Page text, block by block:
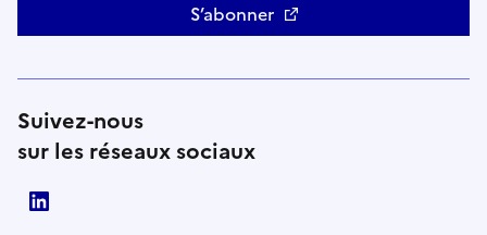
S’abonner
Suivez-nous
sur les réseaux sociaux